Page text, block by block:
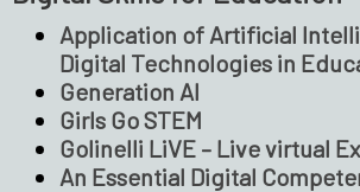
Application of Artificial
Digital Technologies in
Generation AI
Girls Go STEM
Golinelli LiVE – Live virtual
An Essential Digital